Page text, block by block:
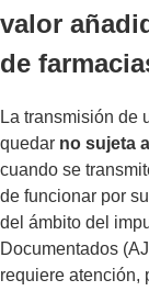
valor
de
La transmisión de
quedar no sujeta
cuando se
de funcionar por
del ámbito del
Documentados
requiere atención,